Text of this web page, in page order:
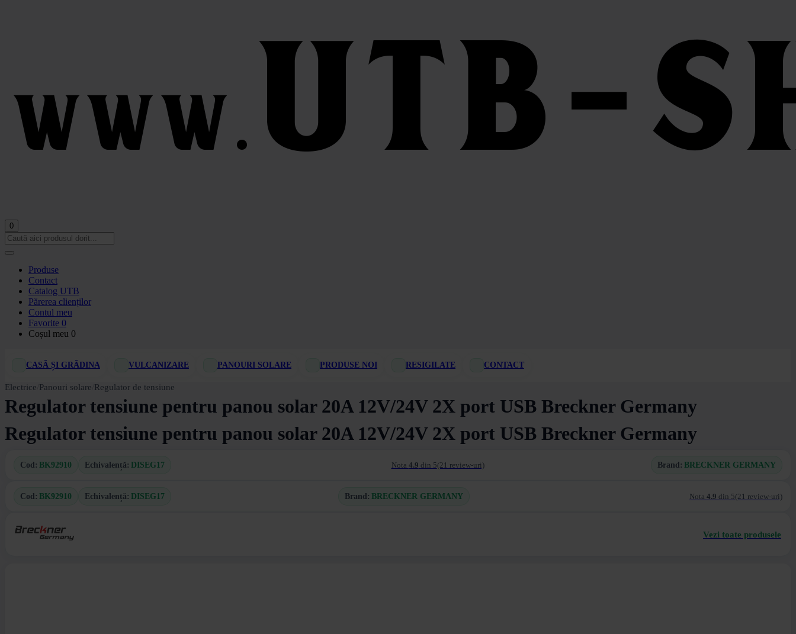
0
Produse
Contact
Catalog UTB
Părerea clienților
Contul meu
Favorite 0
Coșul meu 0
CASĂ ȘI GRĂDINA VULCANIZARE PANOURI SOLARE PRODUSE NOI RESIGILATE CONTACT
Electrice Panouri solare Regulator de tensiune
Regulator tensiune pentru panou solar 20A 12V/24V 2X port USB Breckner Germany
Regulator tensiune pentru panou solar 20A 12V/24V 2X port USB Breckner Germany
Cod: BK92910 Echivalență: DISEG17 Nota 4.9 din 5(21 review-uri) Brand: BRECKNER GERMANY
Cod: BK92910 Echivalență: DISEG17 Brand: BRECKNER GERMANY Nota 4.9 din 5(21 review-uri)
Vezi toate produsele